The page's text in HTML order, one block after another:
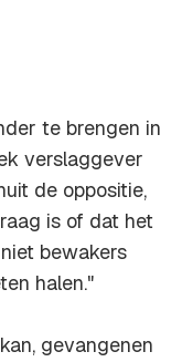
te brengen in
verslaggever
de oppositie,
is of dat het
bewakers
halen."
gevangenen